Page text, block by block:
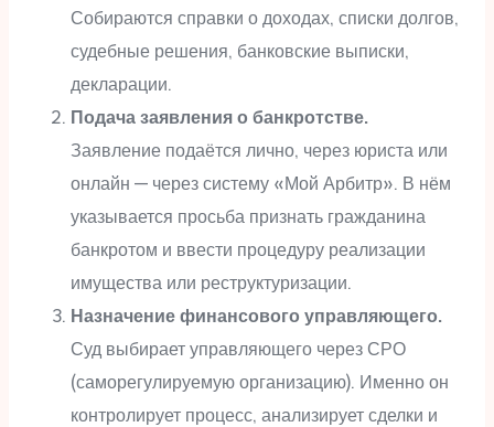
Собираются справки о доходах, списки долгов,
судебные решения, банковские выписки,
декларации.
Подача заявления о банкротстве.
Заявление подаётся лично, через юриста или
онлайн — через систему «Мой Арбитр». В нём
указывается просьба признать гражданина
банкротом и ввести процедуру реализации
имущества или реструктуризации.
Назначение финансового управляющего.
Суд выбирает управляющего через СРО
(саморегулируемую организацию). Именно он
контролирует процесс, анализирует сделки и